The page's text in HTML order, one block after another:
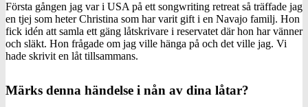
Första gången jag var i USA på ett songwriting retreat så träffade jag
en tjej som heter Christina som har varit gift i en Navajo familj. Hon
fick idén att samla ett gäng låtskrivare i reservatet där hon har vänner
och släkt. Hon frågade om jag ville hänga på och det ville jag. Vi
hade skrivit en låt tillsammans.
Märks denna händelse i nån av dina låtar?